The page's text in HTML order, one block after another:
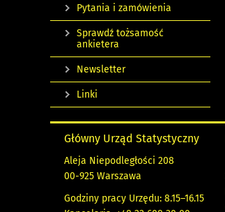
Pytania i zamówienia
Sprawdź tożsamość
ankietera
Newsletter
Linki
Główny Urząd Statystyczny
Aleja Niepodległości 208
00-925 Warszawa
Godziny pracy Urzędu: 8.15–16.15